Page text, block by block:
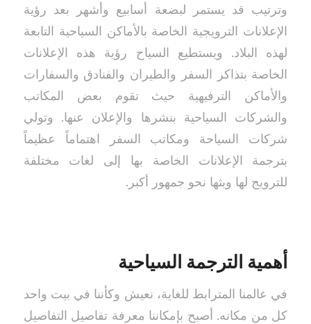
وترتيب قد يستمر لبضعة أسابيع وأشهر بعد رؤية
الإعلانات الترويجية الخاصة بالأماكن السياحية التابعة
لهذه البلاد. ويستطيع السياح رؤية هذه الإعلانات
الخاصة بتذاكر السفر والطيران والفنادق والسفارات
والأماكن الترفيهية حيث تقوم بعض المكاتب
والشركات السياحية بنشرها والإعلان عنها. وتولي
شركات السياحة ومكاتب السفر اهتماماً عظيماً
بترجمة الإعلانات الخاصة بها إلى لغات مختلفة
للترويج لها وبثها نحو جمهور أكبر.
أهمية الترجمة السياحية
في عالمنا المترابط للغاية، نعيش وكأننا في بيت واحد
كل من مكانه. أصبح بإمكاننا معرفة تفاصيل التفاصيل